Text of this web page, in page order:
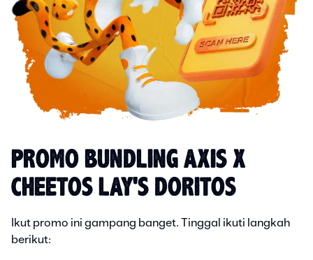
PROMO BUNDLING AXIS X
CHEETOS LAY'S DORITOS
Ikut promo ini gampang banget. Tinggal ikuti langkah
berikut: